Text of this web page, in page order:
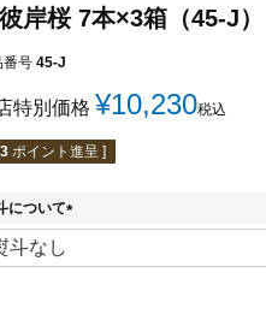
岸桜 7本×3箱（45-J）
番号 45-J
特別価格 ¥10,230税込
ポイント進呈 ]
について
(